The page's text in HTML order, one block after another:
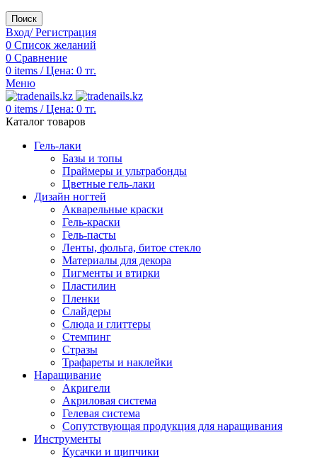
Поиск
Вход/ Регистрация
0 Список желаний
0 Сравнение
0 items / Цена: 0 тг.
Меню
0 items / Цена: 0 тг.
Каталог товаров
Гель-лаки
Базы и топы
Праймеры и ультрабонды
Цветные гель-лаки
Дизайн ногтей
Акварельные краски
Гель-краски
Гель-пасты
Ленты, фольга, битое стекло
Материалы для декора
Пигменты и втирки
Пластилин
Пленки
Слайдеры
Слюда и глиттеры
Стемпинг
Стразы
Трафареты и наклейки
Наращивание
Акригели
Акриловая система
Гелевая система
Сопутствующая продукция для наращивания
Инструменты
Кусачки и щипчики